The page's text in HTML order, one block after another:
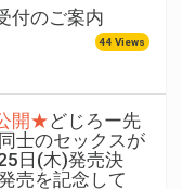
付のご案内
44 Views
開★どじろー先
士のセックスが
日(木)発売決
売を記念して